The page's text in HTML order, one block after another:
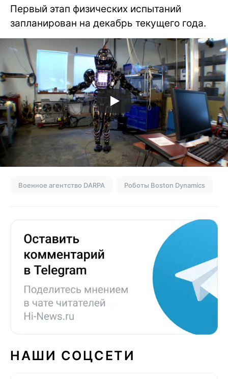
Первый этап физических испытаний
запланирован на декабрь текущего года.
Военное агентство DARPA Роботы Boston Dynamics
НАШИ СОЦСЕТИ